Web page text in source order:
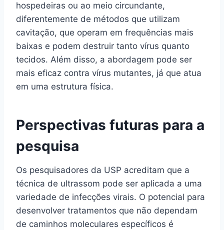
hospedeiras ou ao meio circundante,
diferentemente de métodos que utilizam
cavitação, que operam em frequências mais
baixas e podem destruir tanto vírus quanto
tecidos. Além disso, a abordagem pode ser
mais eficaz contra vírus mutantes, já que atua
em uma estrutura física.
Perspectivas futuras para a
pesquisa
Os pesquisadores da USP acreditam que a
técnica de ultrassom pode ser aplicada a uma
variedade de infecções virais. O potencial para
desenvolver tratamentos que não dependam
de caminhos moleculares específicos é